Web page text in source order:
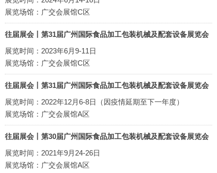
展览场馆：广交会展馆C区
往届展会丨第31届广州国际食品加工包装机械及配套设备展览会
展览时间：2023年6月9-11日
展览场馆：广交会展馆C区
往届展会丨第31届广州国际食品加工包装机械及配套设备展览会
展览时间：2022年12月6-8日（因疫情延期至下一年度）
展览场馆：广交会展馆A区
往届展会丨第30届广州国际食品加工包装机械及配套设备展览会
展览时间：2021年9月24-26日
展览场馆：广交会展馆A区